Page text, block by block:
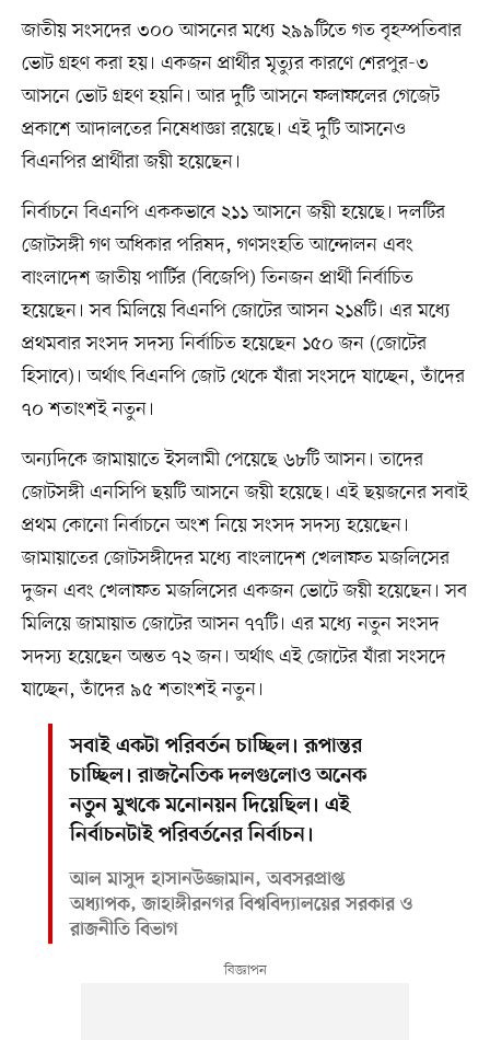
জাতীয় সংসদের ৩০০ আসনের মধ্যে ২৯৯টিতে গত বৃহস্পতিবার
ভোট গ্রহণ করা হয়। একজন প্রার্থীর মৃত্যুর কারণে শেরপুর-৩
আসনে ভোট গ্রহণ হয়নি। আর দুটি আসনে ফলাফলের গেজেট
প্রকাশে আদালতের নিষেধাজ্ঞা রয়েছে। এই দুটি আসনেও
বিএনপির প্রার্থীরা জয়ী হয়েছেন।
নির্বাচনে বিএনপি এককভাবে ২১১ আসনে জয়ী হয়েছে। দলটির
জোটসঙ্গী গণ অধিকার পরিষদ, গণসংহতি আন্দোলন এবং
বাংলাদেশ জাতীয় পার্টির (বিজেপি) তিনজন প্রার্থী নির্বাচিত
হয়েছেন। সব মিলিয়ে বিএনপি জোটের আসন ২১৪টি। এর মধ্যে
প্রথমবার সংসদ সদস্য নির্বাচিত হয়েছেন ১৫০ জন (জোটের
হিসাবে)। অর্থাৎ বিএনপি জোট থেকে যাঁরা সংসদে যাচ্ছেন, তাঁদের
৭০ শতাংশই নতুন।
অন্যদিকে জামায়াতে ইসলামী পেয়েছে ৬৮টি আসন। তাদের
জোটসঙ্গী এনসিপি ছয়টি আসনে জয়ী হয়েছে। এই ছয়জনের সবাই
প্রথম কোনো নির্বাচনে অংশ নিয়ে সংসদ সদস্য হয়েছেন।
জামায়াতের জোটসঙ্গীদের মধ্যে বাংলাদেশ খেলাফত মজলিসের
দুজন এবং খেলাফত মজলিসের একজন ভোটে জয়ী হয়েছেন। সব
মিলিয়ে জামায়াত জোটের আসন ৭৭টি। এর মধ্যে নতুন সংসদ
সদস্য হয়েছেন অন্তত ৭২ জন। অর্থাৎ এই জোটের যাঁরা সংসদে
যাচ্ছেন, তাঁদের ৯৫ শতাংশই নতুন।
সবাই একটা পরিবর্তন চাচ্ছিল। রূপান্তর
চাচ্ছিল। রাজনৈতিক দলগুলোও অনেক
নতুন মুখকে মনোনয়ন দিয়েছিল। এই
নির্বাচনটাই পরিবর্তনের নির্বাচন।
আল মাসুদ হাসানউজ্জামান, অবসরপ্রাপ্ত
অধ্যাপক, জাহাঙ্গীরনগর বিশ্ববিদ্যালয়ের সরকার ও
রাজনীতি বিভাগ